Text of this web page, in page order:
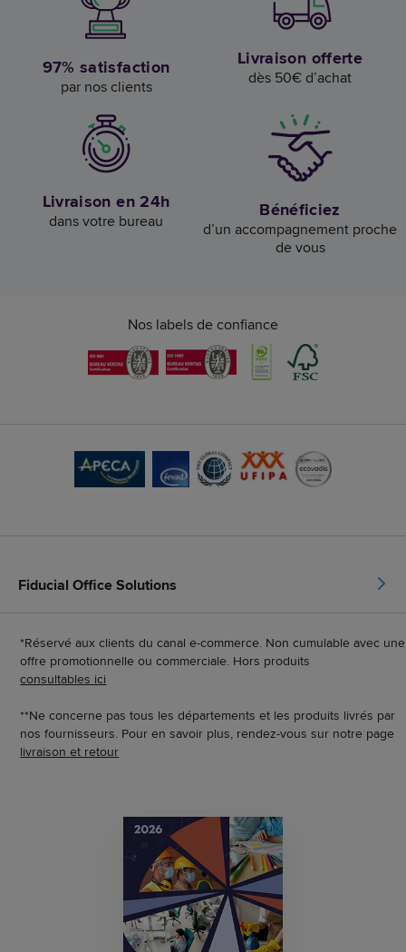
97% satisfaction
par nos clients
Livraison offerte
dès 50€ d’achat
Livraison en 24h
dans votre bureau Bénéficiez
d’un accompagnement proche
de vous
Nos labels de confiance
Fiducial Office Solutions
*Réservé aux clients du canal e-commerce. Non cumulable avec une
offre promotionnelle ou commerciale. Hors produits
consultables ici
**Ne concerne pas tous les départements et les produits livrés par
nos fournisseurs. Pour en savoir plus, rendez-vous sur notre page
livraison et retour